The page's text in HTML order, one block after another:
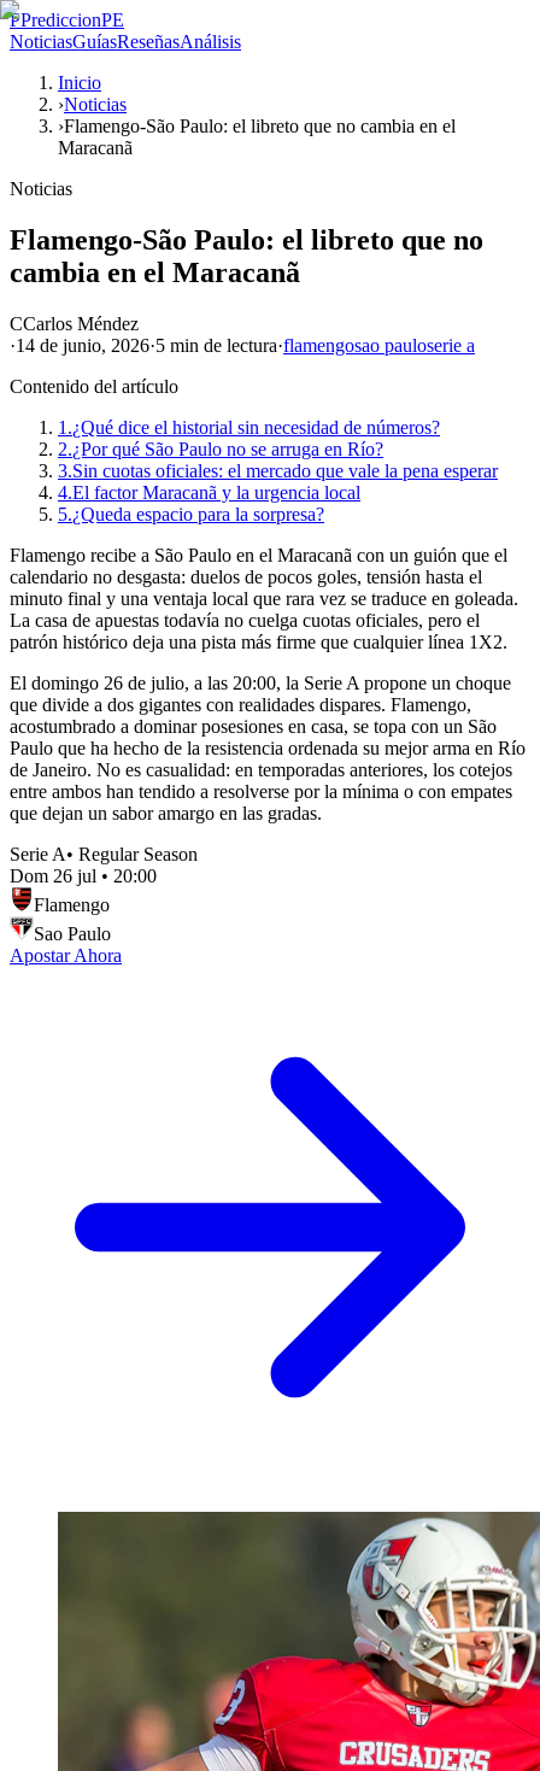
PPrediccionPE
NoticiasGuíasReseñasAnálisis
Inicio
›Noticias
›Flamengo-São Paulo: el libreto que no cambia en el
Maracanã
Noticias
Flamengo-São Paulo: el libreto que no
cambia en el Maracanã
CCarlos Méndez
·14 de junio, 2026·5 min de lectura·flamengosao pauloserie a
Contenido del artículo
1.¿Qué dice el historial sin necesidad de números?
2.¿Por qué São Paulo no se arruga en Río?
3.Sin cuotas oficiales: el mercado que vale la pena esperar
4.El factor Maracanã y la urgencia local
5.¿Queda espacio para la sorpresa?
Flamengo recibe a São Paulo en el Maracanã con un guión que el
calendario no desgasta: duelos de pocos goles, tensión hasta el
minuto final y una ventaja local que rara vez se traduce en goleada.
La casa de apuestas todavía no cuelga cuotas oficiales, pero el
patrón histórico deja una pista más firme que cualquier línea 1X2.
El domingo 26 de julio, a las 20:00, la Serie A propone un choque
que divide a dos gigantes con realidades dispares. Flamengo,
acostumbrado a dominar posesiones en casa, se topa con un São
Paulo que ha hecho de la resistencia ordenada su mejor arma en Río
de Janeiro. No es casualidad: en temporadas anteriores, los cotejos
entre ambos han tendido a resolverse por la mínima o con empates
que dejan un sabor amargo en las gradas.
Serie A• Regular Season
Dom 26 jul • 20:00
Flamengo
Sao Paulo
Apostar Ahora